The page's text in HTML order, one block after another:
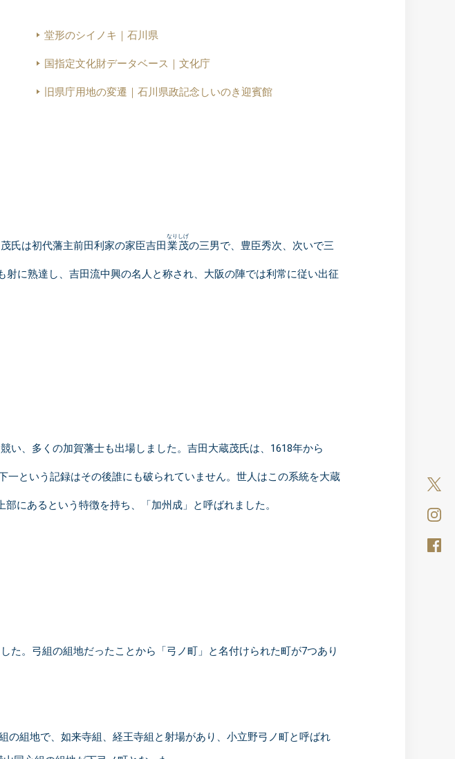
堂形のシイノキ｜石川県
国指定文化財データベース｜文化庁
旧県庁用地の変遷｜石川県政記念しいのき迎賓館
氏は初代藩主前田利家の家臣吉田業茂
なりしげ
の三男で、豊臣秀次、次いで三
に熟達し、吉田流中興の名人と称され、大阪の陣では利常に従い出征
い、多くの加賀藩士も出場しました。吉田大蔵茂氏は、1618年から
という記録はその後誰にも破られていません。世人はこの系統を大蔵
にあるという特徴を持ち、「加州成」と呼ばれました。
。弓組の組地だったことから「弓ノ町」と名付けられた町が7つあり
組地で、如来寺組、経王寺組と射場があり、小立野弓ノ町と呼ばれ